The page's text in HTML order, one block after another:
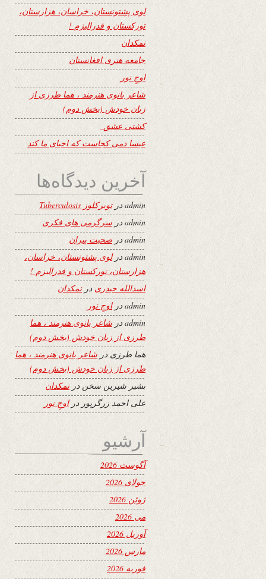
لوی پشتونستان، خراسان، هزارستان،
تورکستان و فدرالیزم !
نمکدان
جامعه هنری افغانستان
اوجِ نور
شاعر بانوی هنرمند ، هما طرزی از
زبان خودش (بخش دوم)
کشتی عشق
عیسا دمی کجاست که احیای ما کند
آخرین دیدگاه‌ها
adminدرتوبرکلوز Tuberculosis
admin در سرگرمی های فکری
admin در صحبت پیران
adminدرلوی پشتونستان، خراسان،
هزارستان، تورکستان و فدرالیزم !
اسدالله حیدری درنمکدان
adminدراوجِ نور
adminدر شاعر بانوی هنرمند ، هما
طرزی از زبان خودش (بخش دوم)
هما طرزی در شاعر بانوی هنرمند ، هما
طرزی از زبان خودش (بخش دوم)
بشیر شیرین سخن درنمکدان
علی احمد زرگرپور دراوجِ نور
آرشیو
آگوست 2026
جولای 2026
ژوئن 2026
می 2026
آوریل 2026
مارس 2026
فوریه 2026